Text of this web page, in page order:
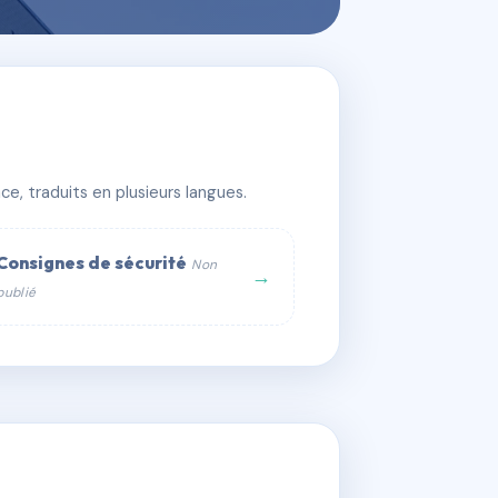
traduits en plusieurs langues.
de sécurité Non
→